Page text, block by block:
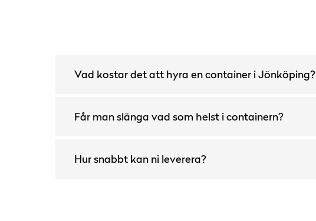
Vad kostar det att hyra en container i Jönköping?
Får man slänga vad som helst i containern?
Hur snabbt kan ni leverera?